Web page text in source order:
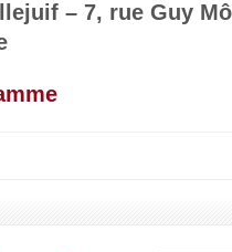
– 7, rue Guy